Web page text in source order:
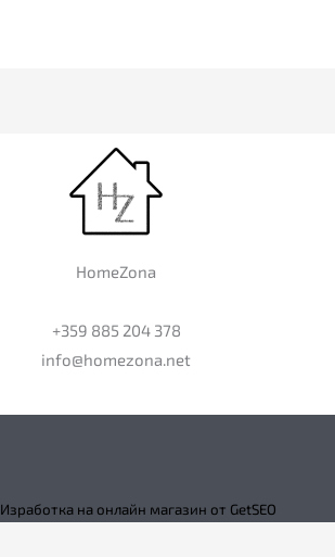
HomeZona
+359 885 204 378
info@homezona.net
Изработка на онлайн магазин от GetSEO